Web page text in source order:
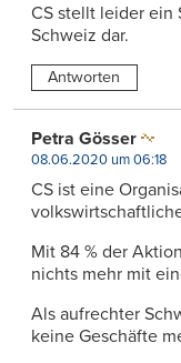
CS stellt leider ein
Schweiz dar.
Antworten
Petra Gösser
08.06.2020 um 06:18
CS ist eine
Mit 84 % der
nichts mehr mit
Als aufrechter
keine Geschäfte